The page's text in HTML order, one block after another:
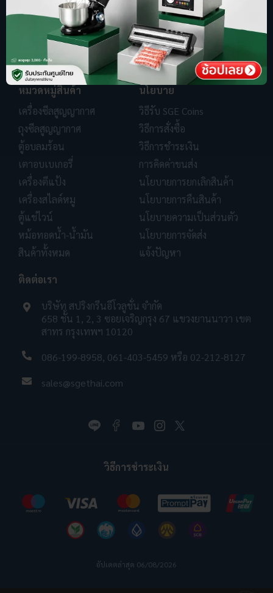
การันตีด้วยยอดขาย อันดับ 1
หมวดหมู่สินค้า
เครื่องซีลสูญญากาศ
ถุงซีลสูญญากาศ
ตู้อบลมร้อน
เตาอบเบเกอรี่
เครื่องตีแป้ง
เครื่องสไลด์หมู
ตู้แช่ไวน์
หม้อทอดน้ำ-น้ำมัน
สินค้าทั้งหมด
นโยบาย
วิธีรับ SGE Coins
วิธีการสั่งซื้อ
วิธีการชำระเงิน
การคิดค่าขนส่ง
นโยบายการยกเลิกสินค้า
นโยบายการคืนสินค้า
นโยบายความเป็นส่วนตัว
นโยบายการจัดส่ง
แจ้งปัญหา
ติดต่อเรา
บริษัท สปริงกรีนอีโวลูชั่น จำกัด
658 ชั้น 1, 2, 3 ซอยเจริญกรุง 67 แขวงยานนาวา เขต
สาทร กรุงเทพฯ 10120
086-199-8958, 061-403-5459 หรือ 02-212-8127
sales@sgethai.com
วิธีการชำระเงิน
อัปเดตล่าสุด 06/08/2026